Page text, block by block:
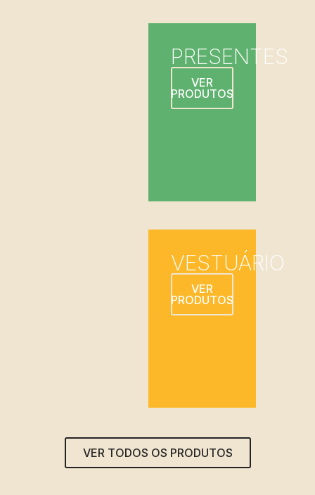
PRESENTES
VER
PRODUTOS
VESTUÁRIO
VER
PRODUTOS
VER TODOS OS PRODUTOS